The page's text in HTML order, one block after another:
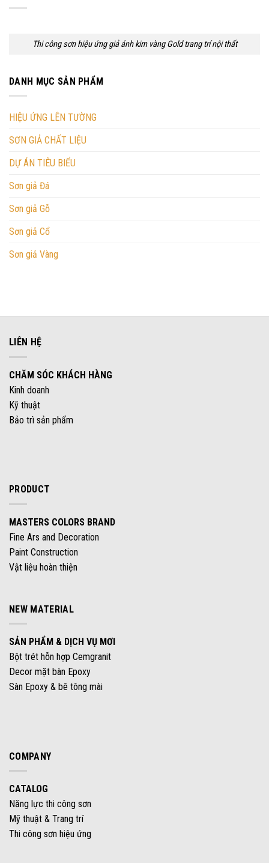
Thi công sơn hiệu ứng giả ánh kim vàng Gold trang trí nội thất
DANH MỤC SẢN PHẨM
HIỆU ỨNG LÊN TƯỜNG
SƠN GIẢ CHẤT LIỆU
DỰ ÁN TIÊU BIỂU
Sơn giả Đá
Sơn giả Gỗ
Sơn giả Cổ
Sơn giả Vàng
LIÊN HỆ
CHĂM SÓC KHÁCH HÀNG
Kinh doanh
Kỹ thuật
Bảo trì sản phẩm
PRODUCT
MASTERS COLORS BRAND
Fine Ars and Decoration
Paint Construction
Vật liệu hoàn thiện
NEW MATERIAL
SẢN PHẨM & DỊCH VỤ MƠI
Bột trét hỗn hợp Cemgranit
Decor mặt bàn Epoxy
Sàn Epoxy & bê tông mài
COMPANY
CATALOG
Năng lực thi công sơn
Mỹ thuật & Trang trí
Thi công sơn hiệu ứng